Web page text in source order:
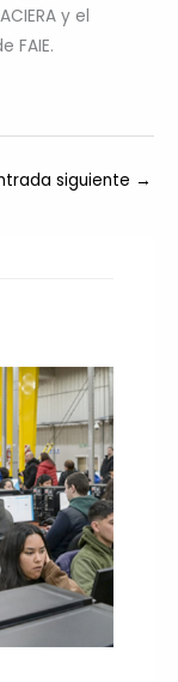
y el
FAIE.
siguiente →